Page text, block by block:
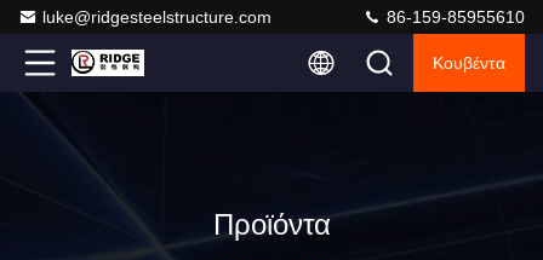
luke@ridgesteelstructure.com 86-159-85955610
Κουβέντα
Προϊόντα